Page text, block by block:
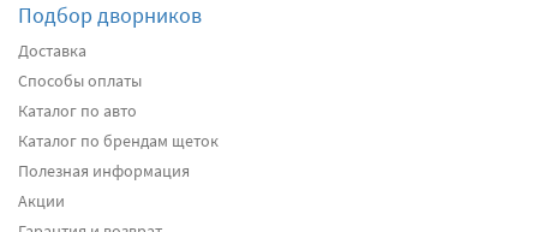
Подбор дворников
Доставка
Способы оплаты
Каталог по авто
Каталог по брендам щеток
Полезная информация
Акции